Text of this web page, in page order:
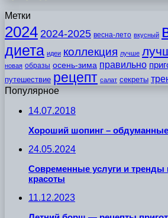
Метки
2024 2024-2025 весна-лето вкусный
диета идеи коллекция лучше
новая образы осень-зима правильно
путешествие рецепт салат секреты
Популярное
14.07.2018
Хороший шопинг –
24.05.2024
Современные услуги и тренды
красоты
11.12.2023